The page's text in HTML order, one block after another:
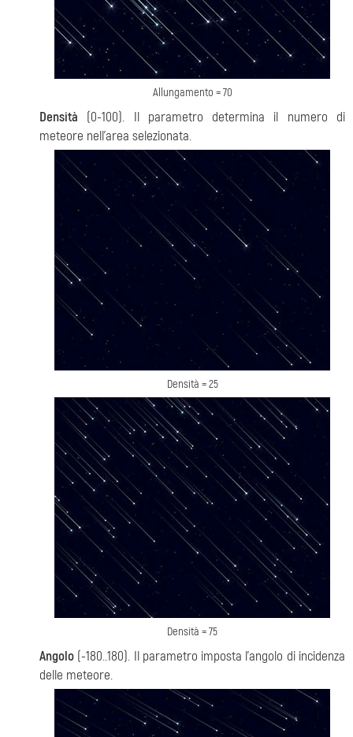
Allungamento = 70
Densità (0-100). Il parametro determina il numero di
meteore nell'area selezionata.
Densità = 25
Densità = 75
Angolo (-180..180). Il parametro imposta l'angolo di incidenza
delle meteore.